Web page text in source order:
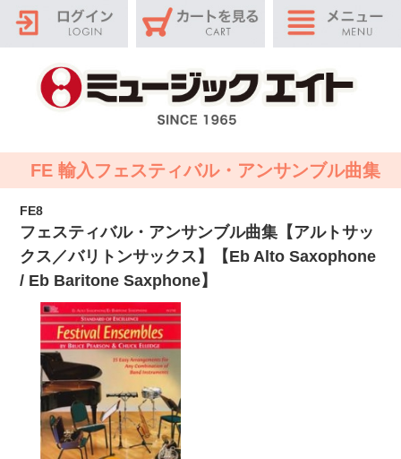
FE 輸入フェスティバル・アンサンブル曲集
FE8
フェスティバル・アンサンブル曲集【アルトサッ
クス／バリトンサックス】【Eb Alto Saxophone
/ Eb Baritone Saxphone】